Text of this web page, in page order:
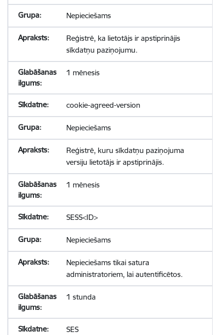
Nepieciešams
Reģistrē, ka lietotājs ir apstiprinājis
sīkdatņu paziņojumu.
1 mēnesis
cookie-agreed-version
Nepieciešams
Reģistrē, kuru sīkdatņu paziņojuma
versiju lietotājs ir apstiprinājis.
1 mēnesis
SESS<ID>
Nepieciešams
Nepieciešams tikai satura
administratoriem, lai autentificētos.
1 stunda
SES